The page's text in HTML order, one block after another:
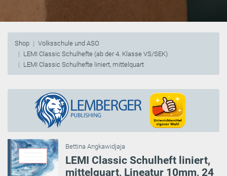
Shop
Volksschule und ASO
LEMI Classic Schulhefte (ab der 4. Klasse VS/SEK)
LEMI Classic Schulhefte liniert, mittelquart
Bettina Angkawidjaja
LEMI Classic Schulheft liniert,
mittelquart, Lineatur 10mm, 24